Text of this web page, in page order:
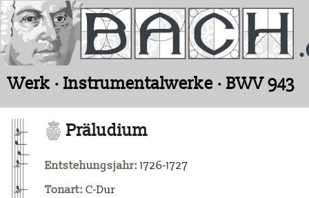
Werk · Instrumentalwerke · BWV 943
Präludium
Entstehungsjahr: 1726-1727
Tonart: C-Dur